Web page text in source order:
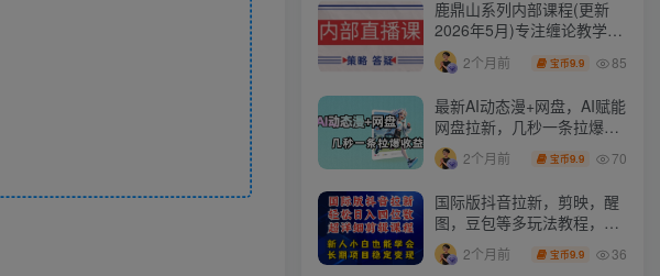
鹿鼎山系列内部课程(更新
2026年5月)专注缠论教学，
行情分析、学习答疑、机会
提示、实操讲解
2个月前 宝币9.9 85
最新AI动态漫+网盘，AI赋能
网盘拉新，几秒一条拉爆收
益
2个月前 宝币9.9 70
国际版抖音拉新，剪映，醒
图，豆包等多玩法教程，长
期可做的项目，轻松日入四
位数，深度揭秘玩法，干就
2个月前 宝币9.9 36